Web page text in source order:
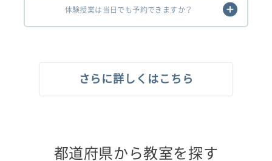
体験授業は当日でも予約できますか？
さらに詳しくはこちら
都道府県から教室を探す